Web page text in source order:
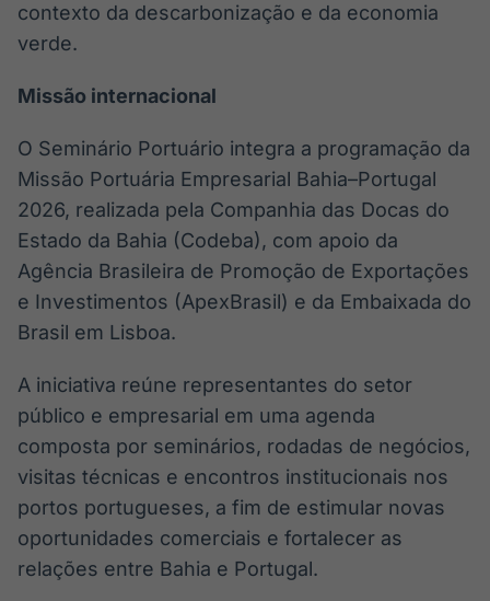
contexto da descarbonização e da economia
verde.
Missão internacional
O Seminário Portuário integra a programação da
Missão Portuária Empresarial Bahia–Portugal
2026, realizada pela Companhia das Docas do
Estado da Bahia (Codeba), com apoio da
Agência Brasileira de Promoção de Exportações
e Investimentos (ApexBrasil) e da Embaixada do
Brasil em Lisboa.
A iniciativa reúne representantes do setor
público e empresarial em uma agenda
composta por seminários, rodadas de negócios,
visitas técnicas e encontros institucionais nos
portos portugueses, a fim de estimular novas
oportunidades comerciais e fortalecer as
relações entre Bahia e Portugal.